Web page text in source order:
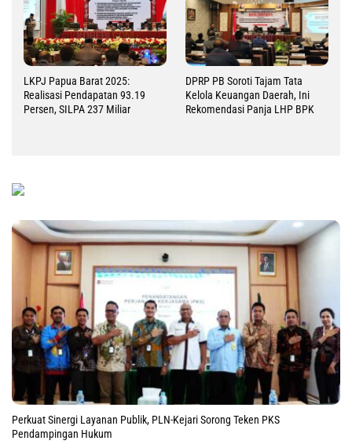
LKPJ Papua Barat 2025:
Realisasi Pendapatan 93.19
Persen, SILPA 237 Miliar
DPRP PB Soroti Tajam Tata
Kelola Keuangan Daerah, Ini
Rekomendasi Panja LHP BPK
Perkuat Sinergi Layanan Publik, PLN-Kejari Sorong Teken PKS
Pendampingan Hukum